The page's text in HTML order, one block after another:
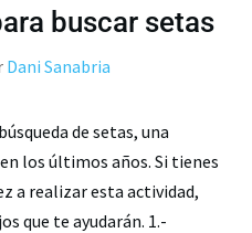
buscar setas
Dani Sanabria
de setas, una
los últimos años. Si tienes
a realizar esta actividad,
que te ayudarán. 1.-